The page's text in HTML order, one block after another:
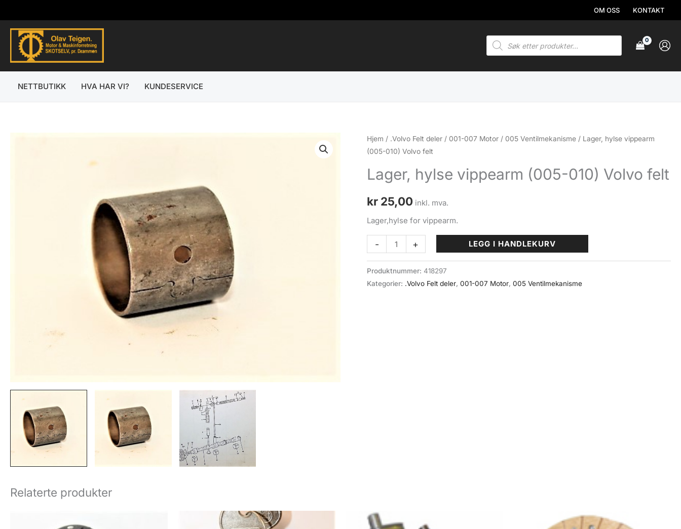
rett
innholdet
OM OSS KONTAKT
Products
search
NETTBUTIKK HVA HAR VI? KUNDESERVICE
Hjem / .Volvo Felt deler / 001-007 Motor / 005 Ventilmekanisme / Lager, hylse vippearm
(005-010) Volvo felt
Lager, hylse vippearm (005-010) Volvo felt
kr 25,00 inkl. mva.
Lager,hylse for vippearm.
-
hylse
vippearm
(005-
+ LEGG I HANDLEKURV
Produktnummer:418297
Kategorier: .Volvo Felt deler,001-007 Motor,005 Ventilmekanisme
Relaterte produkter